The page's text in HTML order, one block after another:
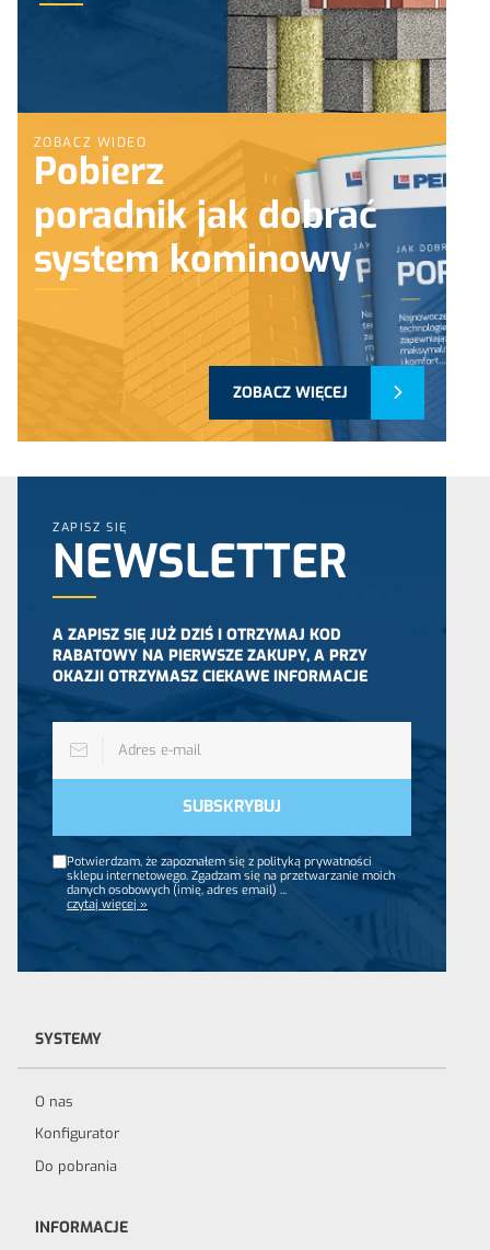
ZOBACZ WIDEO
Pobierz
poradnik jak dobrać
system kominowy
ZOBACZ WIĘCEJ
SYSTEMY
O nas
Konfigurator
Do pobrania
INFORMACJE
ZAPISZ SIĘ
NEWSLETTER
A ZAPISZ SIĘ JUŻ DZIŚ I OTRZYMAJ KOD
RABATOWY NA PIERWSZE ZAKUPY, A PRZY
OKAZJI OTRZYMASZ CIEKAWE INFORMACJE
Potwierdzam, że zapoznałem się z polityką prywatności
sklepu internetowego. Zgadzam się na przetwarzanie moich
danych osobowych (imię, adres email) ...
czytaj więcej »